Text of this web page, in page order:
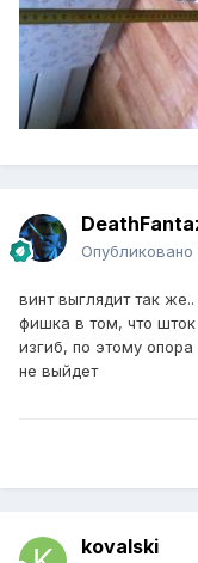
Опубликовано
винт выглядит так же..
фишка в том, что
изгиб, по этому
не выйдет
kovalski